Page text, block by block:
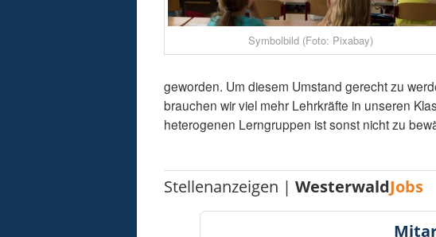
Symbolbild (Foto: Pixabay)
geworden. Um diesem Umstand gerecht zu
brauchen wir viel mehr Lehrkräfte in unseren
heterogenen Lerngruppen ist sonst nicht zu
Stellenanzeigen |WesterwaldJobs